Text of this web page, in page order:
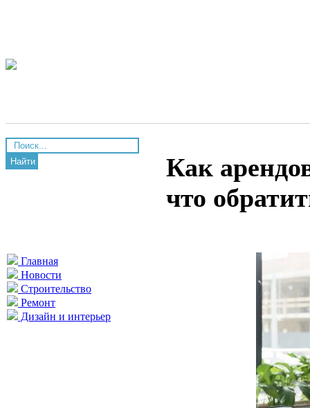
Найти
Главная
Новости
Строительство
Ремонт
Дизайн и интерьер
Как
что